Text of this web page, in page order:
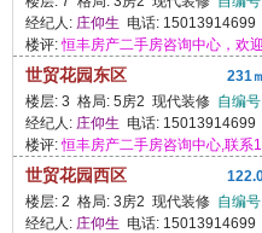
经纪人: 庄仰生 电话:
楼评:恒丰房产二手房咨询中心，欢
世贸花园东区 231
楼层: 3 格局: 5房2 现代装修 自编号
经纪人: 庄仰生 电话:
楼评:恒丰房产二手房咨询中心,联系
世贸花园西区
楼层: 2 格局: 3房2 现代装修 自编号
经纪人: 庄仰生 电话: